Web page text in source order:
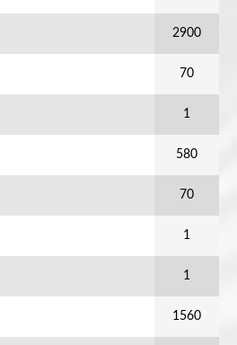
2900
70
1
580
70
1
1
1560